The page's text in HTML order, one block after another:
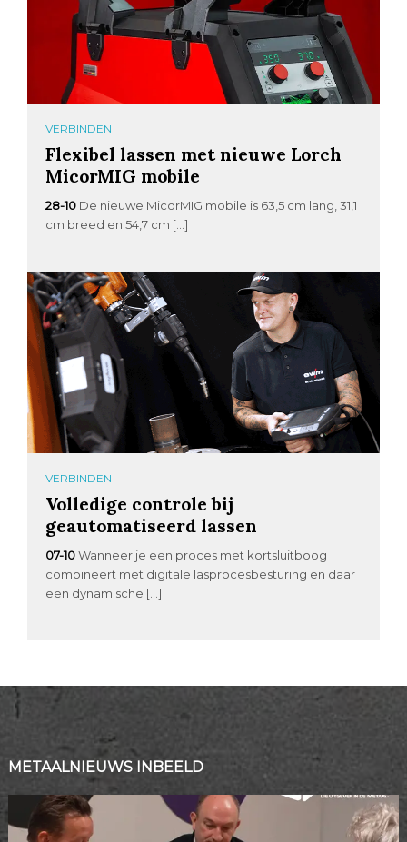
VERBINDEN
Flexibel lassen met nieuwe Lorch
MicorMIG mobile
28-10 De nieuwe MicorMIG mobile is 63,5 cm lang, 31,1
cm breed en 54,7 cm […]
VERBINDEN
Volledige controle bij
geautomatiseerd lassen
07-10 Wanneer je een proces met kortsluitboog
combineert met digitale lasprocesbesturing en daar
een dynamische […]
METAALNIEUWS INBEELD